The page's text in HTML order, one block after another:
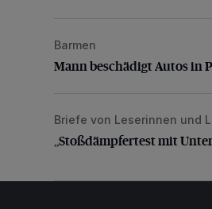
Mann beschädigt Autos in
Barmen
Mann beschädigt Autos in
„Stoßdämpfertest mit
Briefe von Leserinnen und
„Stoßdämpfertest mit